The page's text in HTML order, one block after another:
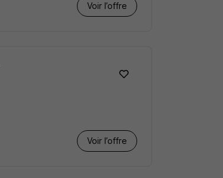
Voir l’offre
Voir l’offre